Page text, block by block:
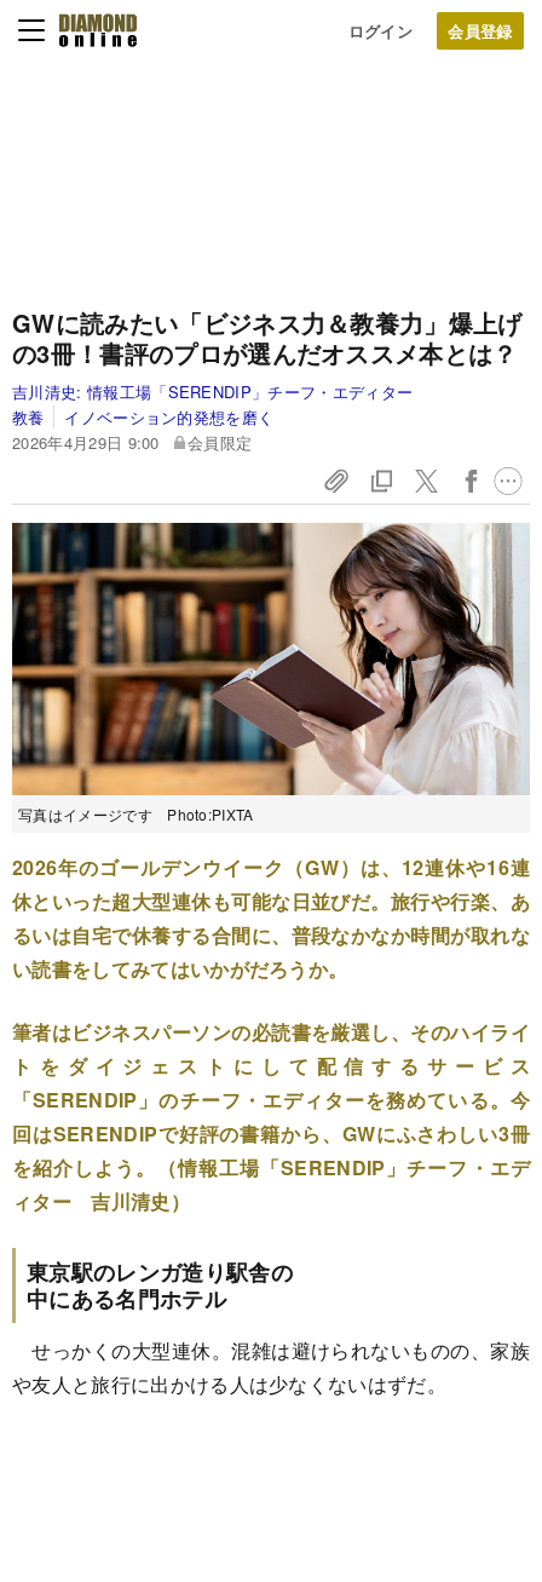
ログイン
GWに読みたい「ビジネス力＆教養力」爆上げ
の3冊！書評のプロが選んだオススメ本とは？
吉川清史:情報工場「SERENDIP」チーフ・エディター
教養
イノベーション的発想を磨く
2026年4月29日 9:00
会員限定
写真はイメージです Photo:PIXTA
2026年のゴールデンウイーク（GW）は、12連休や16連
休といった超大型連休も可能な日並びだ。旅行や行楽、あ
るいは自宅で休養する合間に、普段なかなか時間が取れな
い読書をしてみてはいかがだろうか。
筆者はビジネスパーソンの必読書を厳選し、そのハイライ
トをダイジェストにして配信するサービス
「SERENDIP」のチーフ・エディターを務めている。今
回はSERENDIPで好評の書籍から、GWにふさわしい3冊
を紹介しよう。（情報工場「SERENDIP」チーフ・エデ
ィター 吉川清史）
東京駅のレンガ造り駅舎の
中にある名門ホテル
せっかくの大型連休。混雑は避けられないものの、家族
や友人と旅行に出かける人は少なくないはずだ。